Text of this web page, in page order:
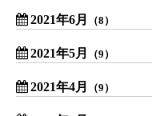
2021年6月 （8）
2021年5月 （9）
2021年4月 （9）